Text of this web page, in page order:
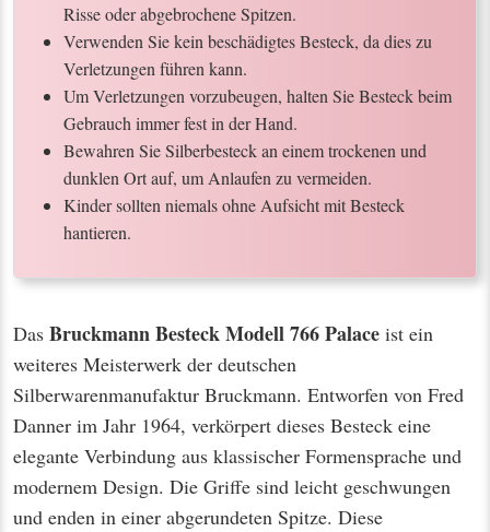
Risse oder abgebrochene Spitzen.
Verwenden Sie kein beschädigtes Besteck, da dies zu
Verletzungen führen kann.
Um Verletzungen vorzubeugen, halten Sie Besteck beim
Gebrauch immer fest in der Hand.
Bewahren Sie Silberbesteck an einem trockenen und
dunklen Ort auf, um Anlaufen zu vermeiden.
Kinder sollten niemals ohne Aufsicht mit Besteck
hantieren.
Das Bruckmann Besteck Modell 766 Palace ist ein
weiteres Meisterwerk der deutschen
Silberwarenmanufaktur Bruckmann. Entworfen von Fred
Danner im Jahr 1964, verkörpert dieses Besteck eine
elegante Verbindung aus klassischer Formensprache und
modernem Design. Die Griffe sind leicht geschwungen
und enden in einer abgerundeten Spitze. Diese